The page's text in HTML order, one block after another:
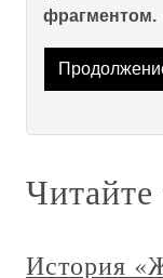
фрагментом.
История